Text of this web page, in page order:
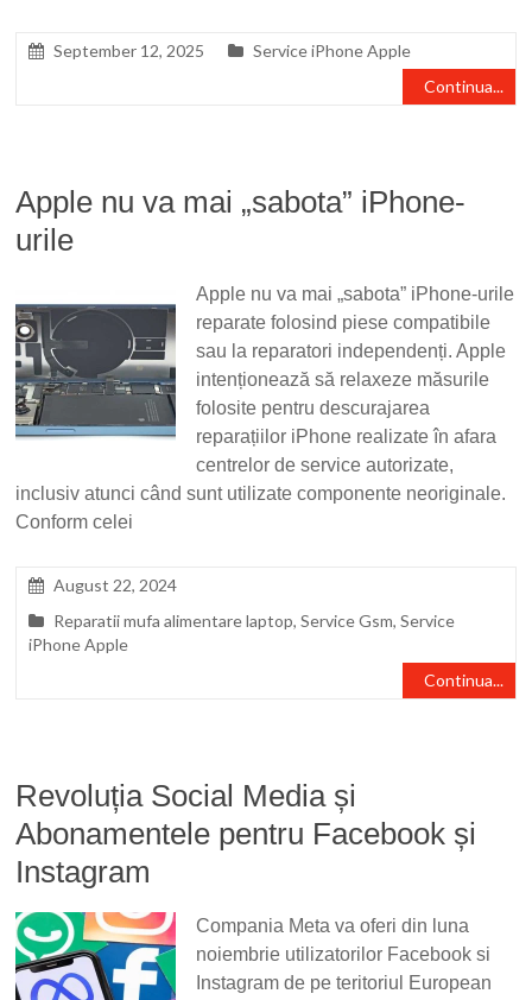
September 12, 2025
Service iPhone Apple
Continua...
Apple nu va mai „sabota” iPhone-
urile
Apple nu va mai „sabota” iPhone-urile
reparate folosind piese compatibile
sau la reparatori independenți. Apple
intenționează să relaxeze măsurile
folosite pentru descurajarea
reparațiilor iPhone realizate în afara
centrelor de service autorizate,
inclusiv atunci când sunt utilizate componente neoriginale.
Conform celei
August 22, 2024
Reparatii mufa alimentare laptop,Service Gsm,Service
iPhone Apple
Continua...
Revoluția Social Media și
Abonamentele pentru Facebook și
Instagram
Compania Meta va oferi din luna
noiembrie utilizatorilor Facebook si
Instagram de pe teritoriul European